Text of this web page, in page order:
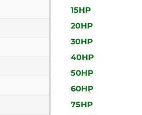
15HP
20HP
30HP
40HP
50HP
60HP
75HP